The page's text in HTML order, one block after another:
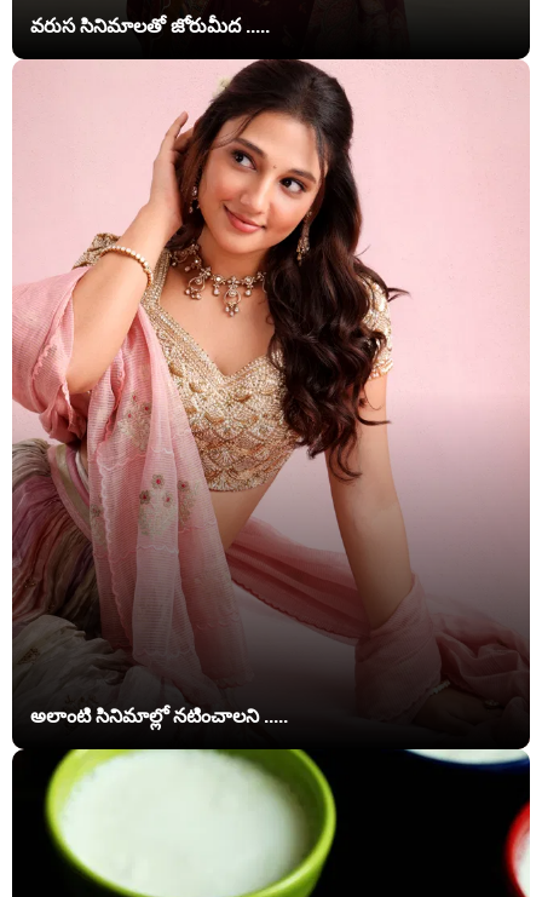
వరుస సినిమాలతో జోరుమీద .....
అలాంటి సినిమాల్లో నటించాలని .....